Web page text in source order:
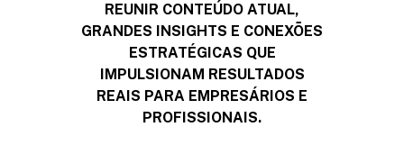
REUNIR CONTEÚDO ATUAL,
GRANDES INSIGHTS E CONEXÕES
ESTRATÉGICAS QUE
IMPULSIONAM RESULTADOS
REAIS PARA EMPRESÁRIOS E
PROFISSIONAIS.